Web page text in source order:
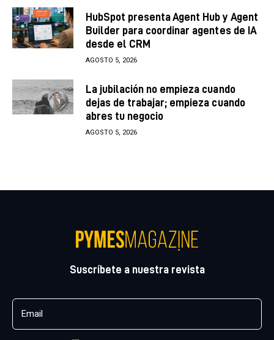
HubSpot presenta Agent Hub y Agent
Builder para coordinar agentes de IA
desde el CRM
AGOSTO 5, 2026
La jubilación no empieza cuando
dejas de trabajar; empieza cuando
abres tu negocio
AGOSTO 5, 2026
Suscríbete a nuestra revista